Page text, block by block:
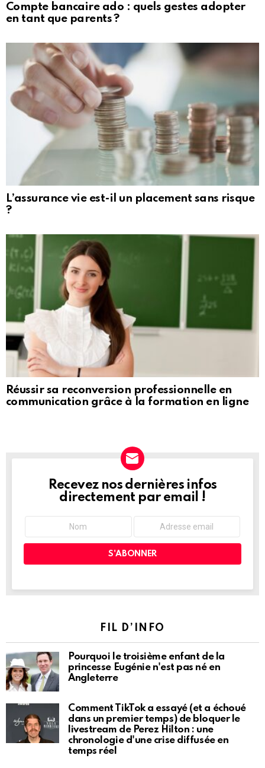
Compte bancaire ado : quels gestes adopter
en tant que parents ?
L’assurance vie est-il un placement sans risque
?
Réussir sa reconversion professionnelle en
communication grâce à la formation en ligne
NEWSLETTER
Recevez nos dernières infos
directement par email !
FIL D’INFO
Pourquoi le troisième enfant de la
princesse Eugénie n'est pas né en
Angleterre
Comment TikTok a essayé (et a échoué
dans un premier temps) de bloquer le
livestream de Perez Hilton : une
chronologie d'une crise diffusée en
temps réel